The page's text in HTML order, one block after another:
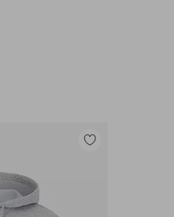
Lisää